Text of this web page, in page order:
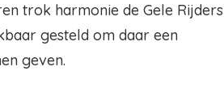
trok harmonie de Gele
gesteld om daar een
geven.